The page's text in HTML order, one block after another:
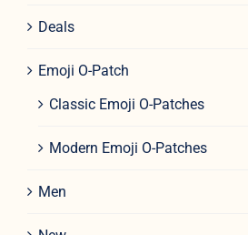
Deals
Emoji O-Patch
Classic Emoji O-Patches
Modern Emoji O-Patches
Men